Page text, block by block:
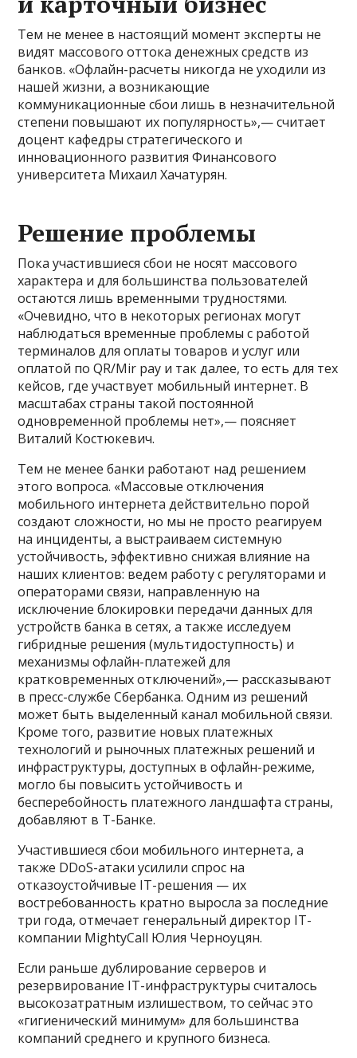
Тем не менее в настоящий момент эксперты не
видят массового оттока денежных средств из
банков. «Офлайн-расчеты никогда не уходили из
нашей жизни, а возникающие
коммуникационные сбои лишь в незначительной
степени повышают их популярность»,— считает
доцент кафедры стратегического и
инновационного развития Финансового
университета Михаил Хачатурян.
Решение проблемы
Пока участившиеся сбои не носят массового
характера и для большинства пользователей
остаются лишь временными трудностями.
«Очевидно, что в некоторых регионах могут
наблюдаться временные проблемы с работой
терминалов для оплаты товаров и услуг или
оплатой по QR/Mir pay и так далее, то есть для тех
кейсов, где участвует мобильный интернет. В
масштабах страны такой постоянной
одновременной проблемы нет»,— поясняет
Виталий Костюкевич.
Тем не менее банки работают над решением
этого вопроса. «Массовые отключения
мобильного интернета действительно порой
создают сложности, но мы не просто реагируем
на инциденты, а выстраиваем системную
устойчивость, эффективно снижая влияние на
наших клиентов: ведем работу с регуляторами и
операторами связи, направленную на
исключение блокировки передачи данных для
устройств банка в сетях, а также исследуем
гибридные решения (мультидоступность) и
механизмы офлайн-платежей для
кратковременных отключений»,— рассказывают
в пресс-службе Сбербанка. Одним из решений
может быть выделенный канал мобильной связи.
Кроме того, развитие новых платежных
технологий и рыночных платежных решений и
инфраструктуры, доступных в офлайн-режиме,
могло бы повысить устойчивость и
бесперебойность платежного ландшафта страны,
добавляют в Т-Банке.
Участившиеся сбои мобильного интернета, а
также DDoS-атаки усилили спрос на
отказоустойчивые IT-решения — их
востребованность кратно выросла за последние
три года, отмечает генеральный директор IT-
компании MightyCall Юлия Черноуцян.
Если раньше дублирование серверов и
резервирование IT-инфраструктуры считалось
высокозатратным излишеством, то сейчас это
«гигиенический минимум» для большинства
компаний среднего и крупного бизнеса.